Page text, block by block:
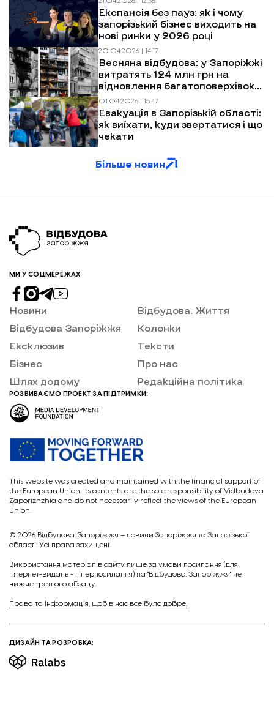
Експансія без пауз: як і чому
запорізький бізнес виходить на
нові ринки у 2026 році
20.04.2026 | 14:17
Весняна відбудова: у Запоріжжі
витратять 124 млн грн на
відновлення багатоповерхівок
після обстрілів
01.04.2026 | 15:47
Евакуація в Запорізькій області:
як виїхати, куди звертатися і що
чекати
Більше новин
МИ У СОЦМЕРЕЖАХ
Новини
Відбудова Запоріжжя
Ексклюзив
Бізнес
Шлях додому
Відбудова. Життя
Колонки
Тексти
Про нас
Редакційна політика
РОЗВИВАЄМО ПРОЕКТ ЗА ПІДТРИМКИ:
This website was created and maintained with the financial support of
the European Union. Its contents are the sole responsibility of Vidbudova
Zaporizhzhia and do not necessarily reflect the views of the European
Union.
© 2026 Відбудова. Запоріжжя – новини Запоріжжя та Запорізької
області. Усі права захищені.
Викориcтання матеріалів сайту лише за умови посилання (для
інтернет-видань - гіперпосилання) на "Відбудова. Запоріжжя" не
нижче третього абзацу.
Права та Інформація, щоб в нас все було добре.
ДИЗАЙН ТА РОЗРОБКА: